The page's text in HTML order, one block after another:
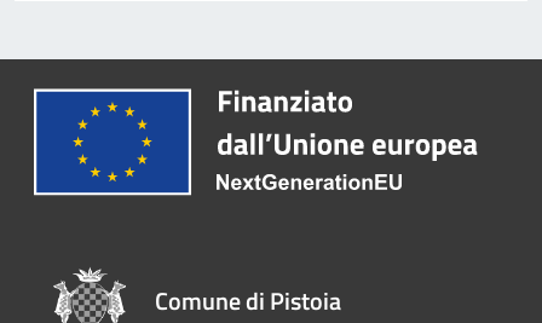
Comune di Pistoia